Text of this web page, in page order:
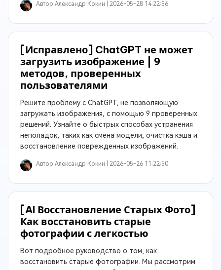
Автор:Александр Кокин | 2026-05-28 14:22:56
[Исправлено] ChatGPT не может
загрузить изображение | 9
методов, проверенных
пользователями
Решите проблему с ChatGPT, не позволяющую
загружать изображения, с помощью 9 проверенных
решений. Узнайте о быстрых способах устранения
неполадок, таких как смена модели, очистка кэша и
восстановление поврежденных изображений.
Автор:Александр Кокин | 2026-05-26 11:22:50
[AI Восстановление Старых Фото]
Как восстановить старые
фотографии с легкостью
Вот подробное руководство о том, как
восстановить старые фотографии. Мы рассмотрим